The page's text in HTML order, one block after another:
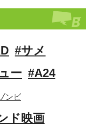
#サメ
ー #A24
ンビ
ド映画